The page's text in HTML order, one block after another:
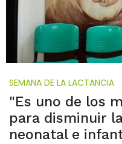
SEMANA DE LA LACTANCIA
"Es uno de los
para disminuir
neonatal e